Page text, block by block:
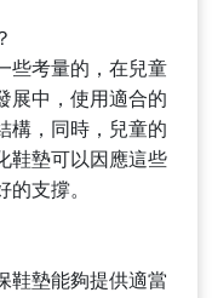
些考量的，在兒童
展中，使用適合的
構，同時，兒童的
鞋墊可以因應這些
支撐。
鞋墊能夠提供適當